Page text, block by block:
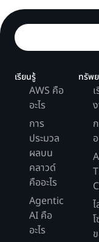
เรียนรู้
AWS คือ
อะไร
การ
ประมวล
ผลบน
คลาวด์
คืออะไร
Agentic
AI คือ
อะไร
ทรัพ